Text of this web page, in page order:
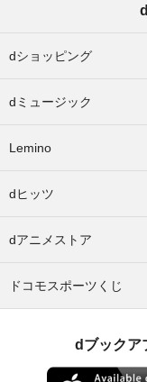
dショッピング
dミュージック
Lemino
dヒッツ
dアニメストア
ドコモスポーツくじ
dブックア